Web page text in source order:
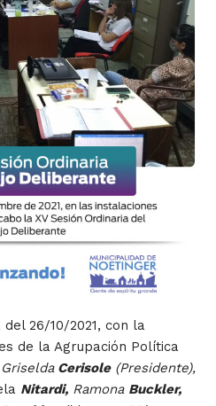
26/10/2021, con la
de la Agrupación Política
GriseldaCerisole(Presidente),
Nitardi, Ramona Buckler,